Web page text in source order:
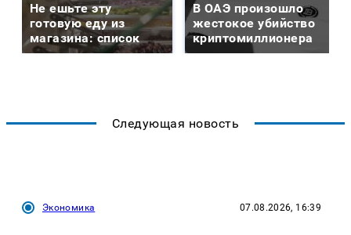
Не ешьте эту
готовую еду из
магазина: список
В ОАЭ произошло
жестокое убийство
криптомиллионера
Следующая новость
Экономика 07.08.2026, 16:39